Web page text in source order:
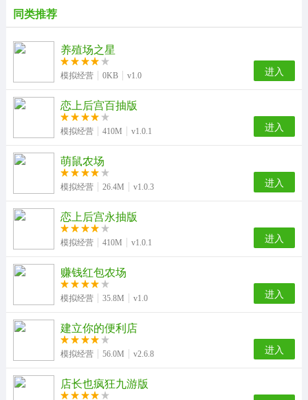
同类推荐
养殖场之星
模拟经营 0KB v1.0 进入
恋上后宫百抽版
模拟经营 410M v1.0.1 进入
萌鼠农场
模拟经营 26.4M v1.0.3 进入
恋上后宫永抽版
模拟经营 410M v1.0.1 进入
赚钱红包农场
模拟经营 35.8M v1.0 进入
建立你的便利店
模拟经营 56.0M v2.6.8 进入
店长也疯狂九游版